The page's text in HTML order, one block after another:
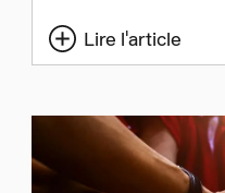
Lire l'article